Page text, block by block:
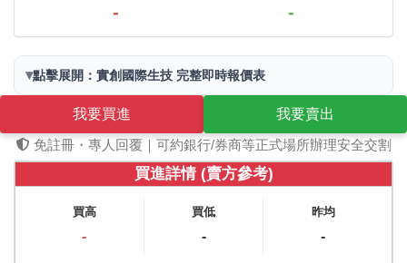
- -
▾點擊展開：實創國際生技 完整即時報價表
我要買進
我要賣出
免註冊・專人回覆｜可約銀行/券商等正式場所辦理安全交割
買進詳情 (賣方參考)
買高
-
買低
-
昨均
-